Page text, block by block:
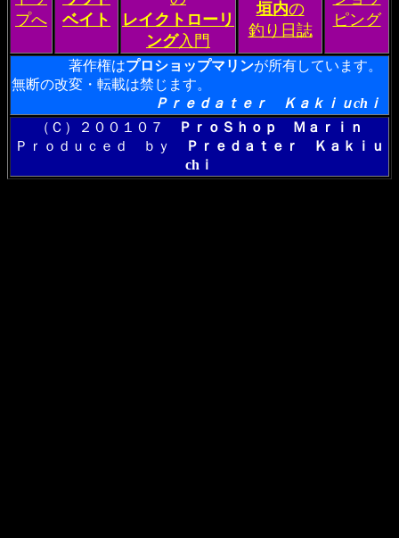
プへ
ベイト
レイクトローリ
ング入門
垣内の
釣り日誌
ピング
著作権はプロショップマリンが所有しています。
無断の改変・転載は禁じます。
Ｐｒｅｄａｔｅｒ Ｋａｋｉｕchｉ
（Ｃ）２００１０７
ＰｒｏＳｈｏｐ Ｍａｒｉｎ
Ｐｒｏｄｕｃｅｄ ｂｙ
Ｐｒｅｄａｔｅｒ Ｋａｋｉｕ
chｉ